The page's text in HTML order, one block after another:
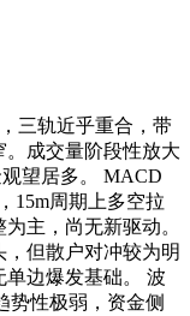
三轨近乎重合，带
。成交量阶段性放大
望居多。 MACD
15m周期上多空拉
主，尚无新驱动。
但散户对冲较为明
边爆发基础。 波
势性极弱，资金侧